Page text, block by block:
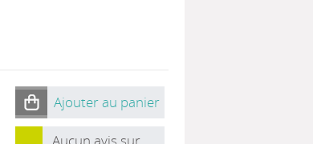
Ajouter au panier